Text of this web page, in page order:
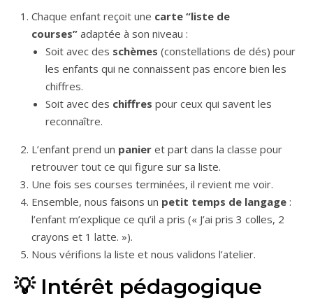
Chaque enfant reçoit une carte “liste de
courses” adaptée à son niveau :
Soit avec des schèmes (constellations de dés) pour
les enfants qui ne connaissent pas encore bien les
chiffres.
Soit avec des chiffres pour ceux qui savent les
reconnaître.
L’enfant prend un panier et part dans la classe pour
retrouver tout ce qui figure sur sa liste.
Une fois ses courses terminées, il revient me voir.
Ensemble, nous faisons un petit temps de langage :
l’enfant m’explique ce qu’il a pris (« J’ai pris 3 colles, 2
crayons et 1 latte. »).
Nous vérifions la liste et nous validons l’atelier.
💡 Intérêt pédagogique